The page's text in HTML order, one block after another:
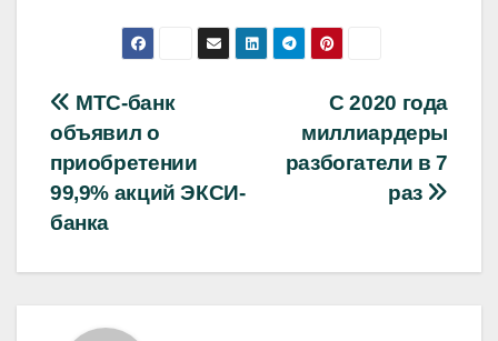
Навигация
по
записям
С 2020 года
миллиардеры
разбогатели в 7
раз
МТС-банк
объявил о
приобретении
99,9% акций ЭКСИ-
банка